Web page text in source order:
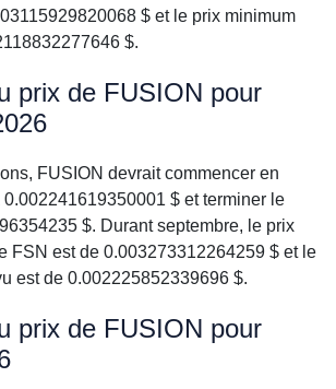
$ et le prix minimum
$.
prix de FUSION pour
FUSION devrait commencer en
$ et terminer le
$. Durant septembre, le prix
FSN est de 0.003273312264259 $ et le
est de 0.002225852339696 $.
prix de FUSION pour